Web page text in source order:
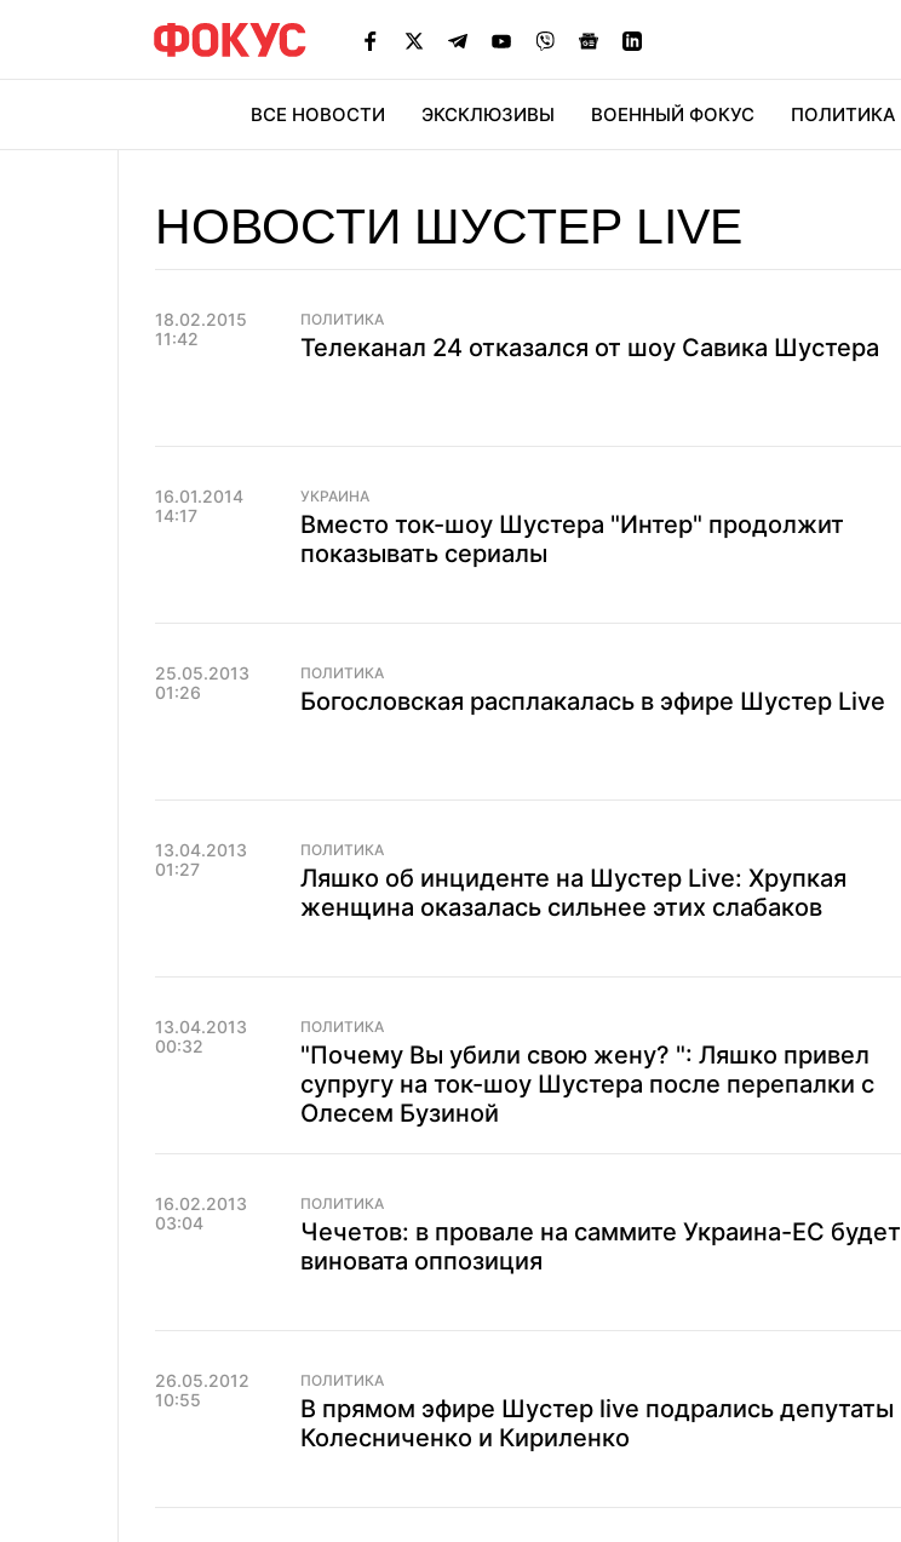
ВСЕ НОВОСТИ ЭКСКЛЮЗИВЫ ВОЕННЫЙ ФОКУС ПОЛИТИКА
НОВОСТИ ШУСТЕР LIVE
18.02.2015
11:42
ПОЛИТИКА
Телеканал 24 отказался от шоу Савика Шустера
16.01.2014
14:17
УКРАИНА
Вместо ток-шоу Шустера "Интер" продолжит
показывать сериалы
25.05.2013
01:26
ПОЛИТИКА
Богословская расплакалась в эфире Шустер Live
13.04.2013
01:27
ПОЛИТИКА
Ляшко об инциденте на Шустер Live: Хрупкая
женщина оказалась сильнее этих слабаков
13.04.2013
00:32
ПОЛИТИКА
"Почему Вы убили свою жену? ": Ляшко привел
супругу на ток-шоу Шустера после перепалки с
Олесем Бузиной
16.02.2013
03:04
ПОЛИТИКА
Чечетов: в провале на саммите Украина-ЕС будет
виновата оппозиция
26.05.2012
10:55
ПОЛИТИКА
В прямом эфире Шустер live подрались депутаты
Колесниченко и Кириленко